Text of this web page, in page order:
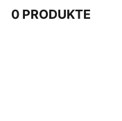
0 PRODUKTE